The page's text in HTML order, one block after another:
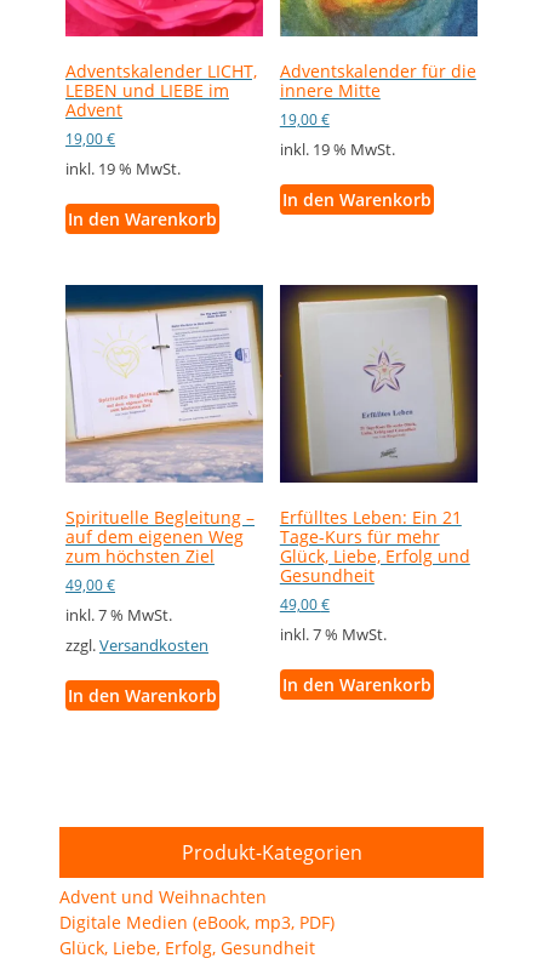
Adventskalender LICHT,
LEBEN und LIEBE im
Advent
19,00€
inkl. 19 % MwSt.
In den Warenkorb
Adventskalender für die
innere Mitte
19,00€
inkl. 19 % MwSt.
In den Warenkorb
Spirituelle Begleitung –
auf dem eigenen Weg
zum höchsten Ziel
49,00€
inkl. 7 % MwSt.
zzgl.Versandkosten
In den Warenkorb
Erfülltes Leben: Ein 21
Tage-Kurs für mehr
Glück, Liebe, Erfolg und
Gesundheit
49,00€
inkl. 7 % MwSt.
In den Warenkorb
Produkt-Kategorien
Advent und Weihnachten
Digitale Medien (eBook, mp3, PDF)
Glück, Liebe, Erfolg, Gesundheit